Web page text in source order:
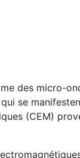
des micro-
se
(CEM)